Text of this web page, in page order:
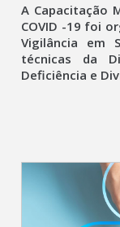
A Capacitação
COVID -19 foi
Vigilância em
técnicas da
Deficiência e